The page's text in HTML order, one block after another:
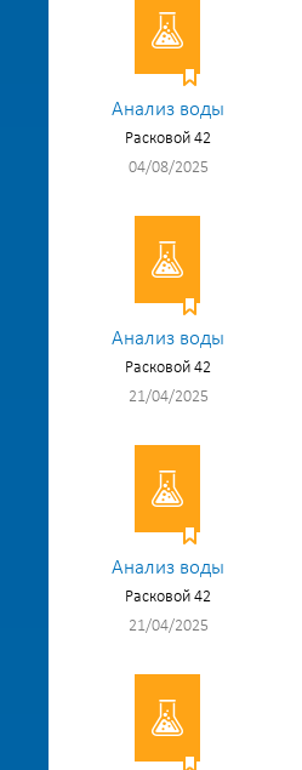
Анализ воды
Расковой 42
04/08/2025
Анализ воды
Расковой 42
21/04/2025
Анализ воды
Расковой 42
21/04/2025